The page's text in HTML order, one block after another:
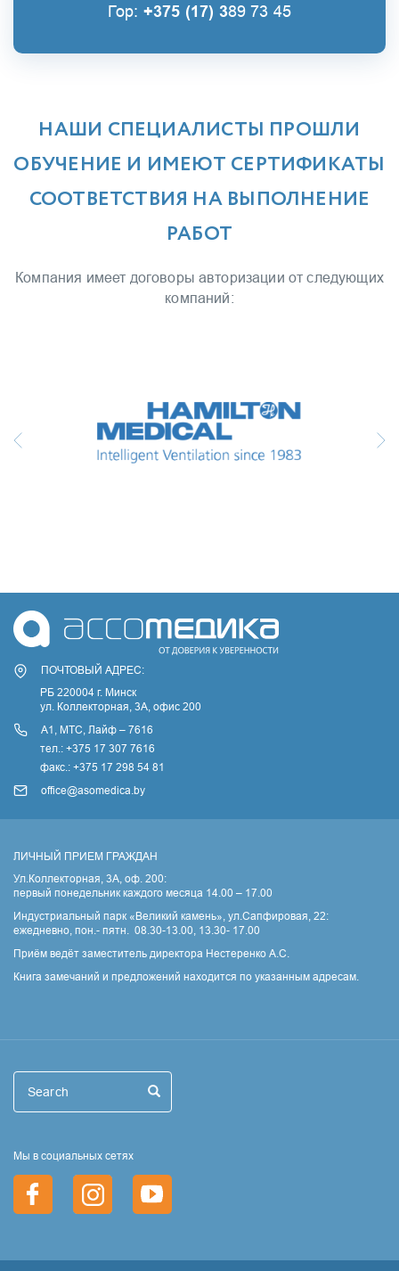
Гор: +375 (17) 389 73 45
НАШИ СПЕЦИАЛИСТЫ ПРОШЛИ
ОБУЧЕНИЕ И ИМЕЮТ СЕРТИФИКАТЫ
СООТВЕТСТВИЯ НА ВЫПОЛНЕНИЕ
РАБОТ
Компания имеет договоры авторизации от следующих
компаний:
ПОЧТОВЫЙ АДРЕС:
РБ 220004 г. Минск
ул. Коллекторная, 3A, офис 200
А1, МТС, Лайф – 7616
тел.: +375 17 307 7616
факс.: +375 17 298 54 81
office@asomedica.by
ЛИЧНЫЙ ПРИЕМ ГРАЖДАН
Ул.Коллекторная, 3А, оф. 200:
первый понедельник каждого месяца 14.00 – 17.00
Индустриальный парк «Великий камень», ул.Сапфировая, 22:
ежедневно, пон.- пятн. 08.30-13.00, 13.30- 17.00
Приём ведёт заместитель директора Нестеренко А.С.
Книга замечаний и предложений находится по указанным адресам.
Поиск Search
Search
Мы в социальных сетях